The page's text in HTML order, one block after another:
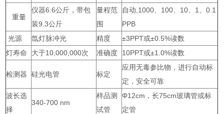
重量
仪器6.6公斤，带包
装9.3公斤
量程范
围
自动,1000、100、10、1、0.1
PPB
光源
氙灯脉冲光 精度
±3PPT或±0.5%读数
灯寿命
大于10,000,000次 准确度 10PPT或±1.0%读数
检测器 硅光电管 标定
应用无毒参比物，进行自动标
定，安全可靠
波长选
择
340-700 nm
样品测
试管
Φ12cm，长75cm玻璃管或标
定管